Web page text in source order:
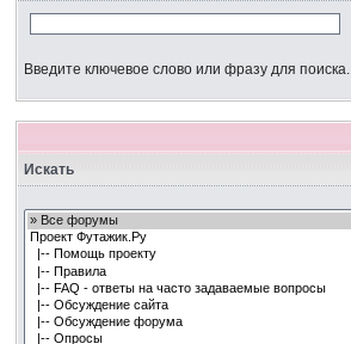
Введите ключевое слово или фразу для поиска.
Искать